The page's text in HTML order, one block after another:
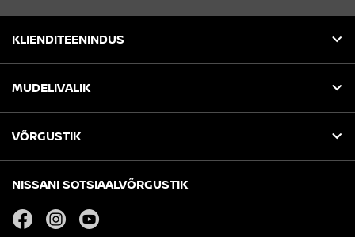
KLIENDITEENINDUS
MUDELIVALIK
VÕRGUSTIK
NISSANI SOTSIAALVÕRGUSTIK
facebookinstagram